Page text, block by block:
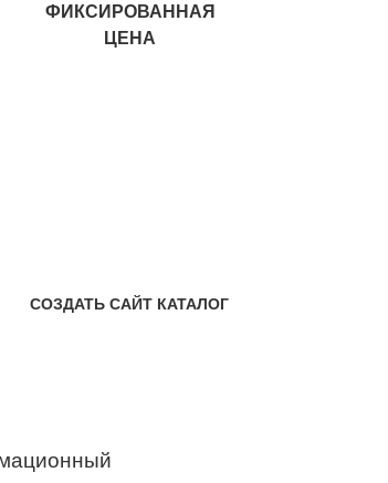
ФИКСИРОВАННАЯ
ЦЕНА
СОЗДАТЬ САЙТ КАТАЛОГ